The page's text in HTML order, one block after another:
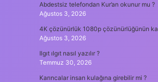
Abdestsiz telefondan Kur’an okunur mu ?
Ağustos 3, 2026
4K çözünürlük 1080p çözünürlüğünün
Ağustos 3, 2026
Ilgıt ılgıt nasıl yazılır ?
Temmuz 30, 2026
Karıncalar insan kulağına girebilir mi ?